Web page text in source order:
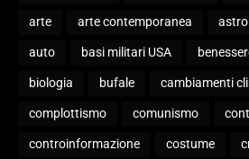
arte arte contemporanea
auto basi militari USA
biologia bufale cambiamenti
complottismo comunismo
controinformazione costume